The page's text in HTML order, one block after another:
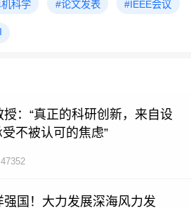
科学 #论文发表 #IEEE会议
授：“真正的科研创新，来自设
不被认可的焦虑”
47352
强国！大力发展深海风力发